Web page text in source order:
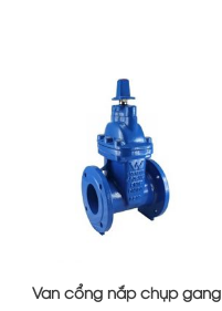
Van cổng nắp chụp gang